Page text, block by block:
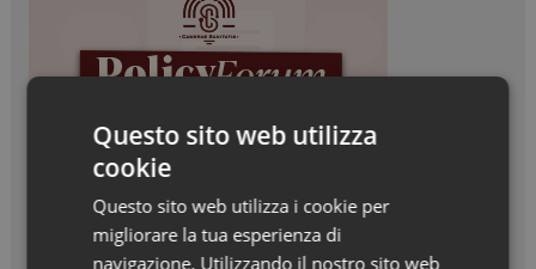
Questo sito web utilizza
cookie
Questo sito web utilizza i cookie per
migliorare la tua esperienza di
navigazione. Utilizzando il nostro sito web